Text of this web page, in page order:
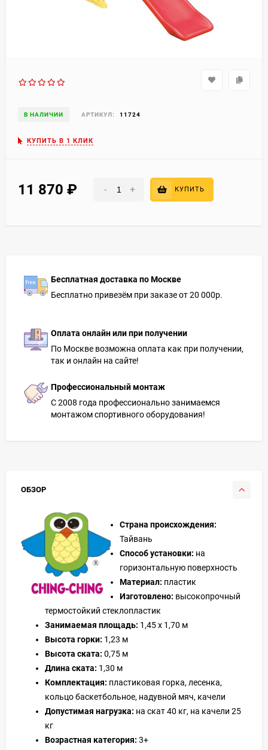
В НАЛИЧИИ АРТИКУЛ: 11724
КУПИТЬ В 1 КЛИК
11 870 - + КУПИТЬ
Бесплатная доставка по Москве
Бесплатно привезём при заказе от 20 000р.
Оплата онлайн или при получении
По Москве возможна оплата как при получении,
так и онлайн на сайте!
Профессиональный монтаж
С 2008 года профессионально занимаемся
монтажом спортивного оборудования!
ОБЗОР
Страна происхождения:
Тайвань
Способ установки: на
горизонтальную поверхность
Материал: пластик
Изготовлено: высокопрочный
термостойкий стеклопластик
Занимаемая площадь: 1,45 x 1,70 м
Высота горки: 1,23 м
Высота ската: 0,75 м
Длина ската: 1,30 м
Комплектация: пластиковая горка, лесенка,
кольцо баскетбольное, надувной мяч, качели
Допустимая нагрузка: на скат 40 кг, на качели 25
кг
Возрастная категория: 3+